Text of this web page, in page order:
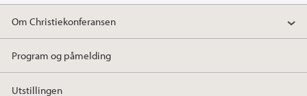
w
t
e
i
k
d
a
c
e
b
o
Om Christiekonferansen
Program og påmelding
Utstillingen